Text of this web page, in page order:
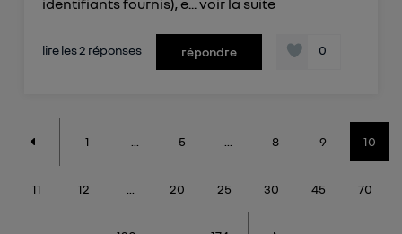
identifiants fournis), e...voir la suite
lire les 2 réponses répondre 0
1 5 8 9 10
11 12 20 25 30 45 70